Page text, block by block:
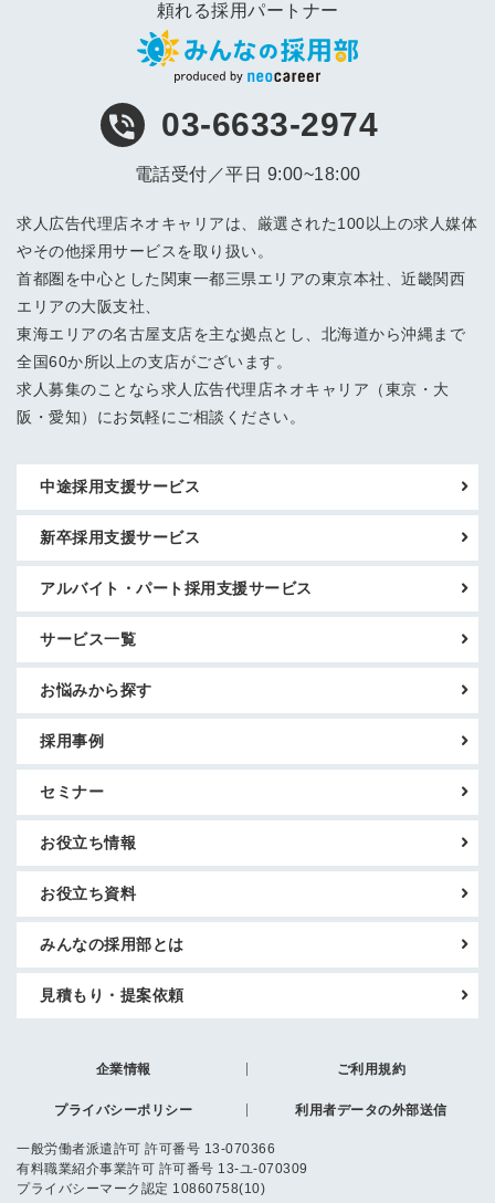
頼れる採用パートナー
03-6633-2974
電話受付／平日 9:00~18:00
求人広告代理店ネオキャリアは、厳選された100以上の求人媒体
やその他採用サービスを取り扱い。
首都圏を中心とした関東一都三県エリアの東京本社、近畿関西
エリアの大阪支社、
東海エリアの名古屋支店を主な拠点とし、北海道から沖縄まで
全国60か所以上の支店がございます。
求人募集のことなら求人広告代理店ネオキャリア（東京・大
阪・愛知）にお気軽にご相談ください。
中途採用支援サービス
新卒採用支援サービス
アルバイト・パート採用支援サービス
サービス一覧
お悩みから探す
採用事例
セミナー
お役立ち情報
お役立ち資料
みんなの採用部とは
見積もり・提案依頼
企業情報 ご利用規約
プライバシーポリシー 利用者データの外部送信
一般労働者派遣許可 許可番号 13-070366
有料職業紹介事業許可 許可番号 13-ユ-070309
プライバシーマーク認定 10860758(10)